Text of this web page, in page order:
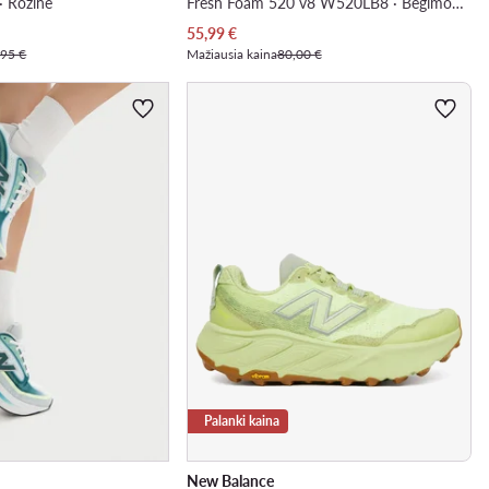
€
Dabartinė kaina
55,99€
Mažiausia kaina80,00 €
Palanki kaina
New Balance